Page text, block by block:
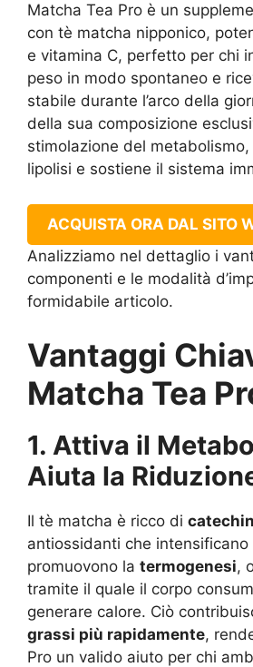
Matcha Tea Pro è un
con tè matcha nipponico,
e vitamina C, perfetto per chi
peso in modo spontaneo e
stabile durante l’arco della
della sua composizione
stimolazione del
lipolisi e sostiene il sistema
ACQUISTA ORA DAL SITO
Analizziamo nel dettaglio i
componenti e le modalità
formidabile articolo.
Vantaggi
Matcha Tea
1. Attiva il
Aiuta la
Il tè matcha è ricco di
antiossidanti che
promuovono la termogenesi,
tramite il quale il corpo
generare calore. Ciò
grassi più rapidamente,
Pro un valido aiuto per chi